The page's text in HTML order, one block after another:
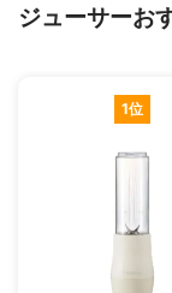
ジューサーお
1位